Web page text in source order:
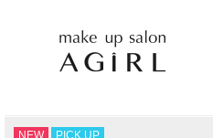
NEW PICK UP